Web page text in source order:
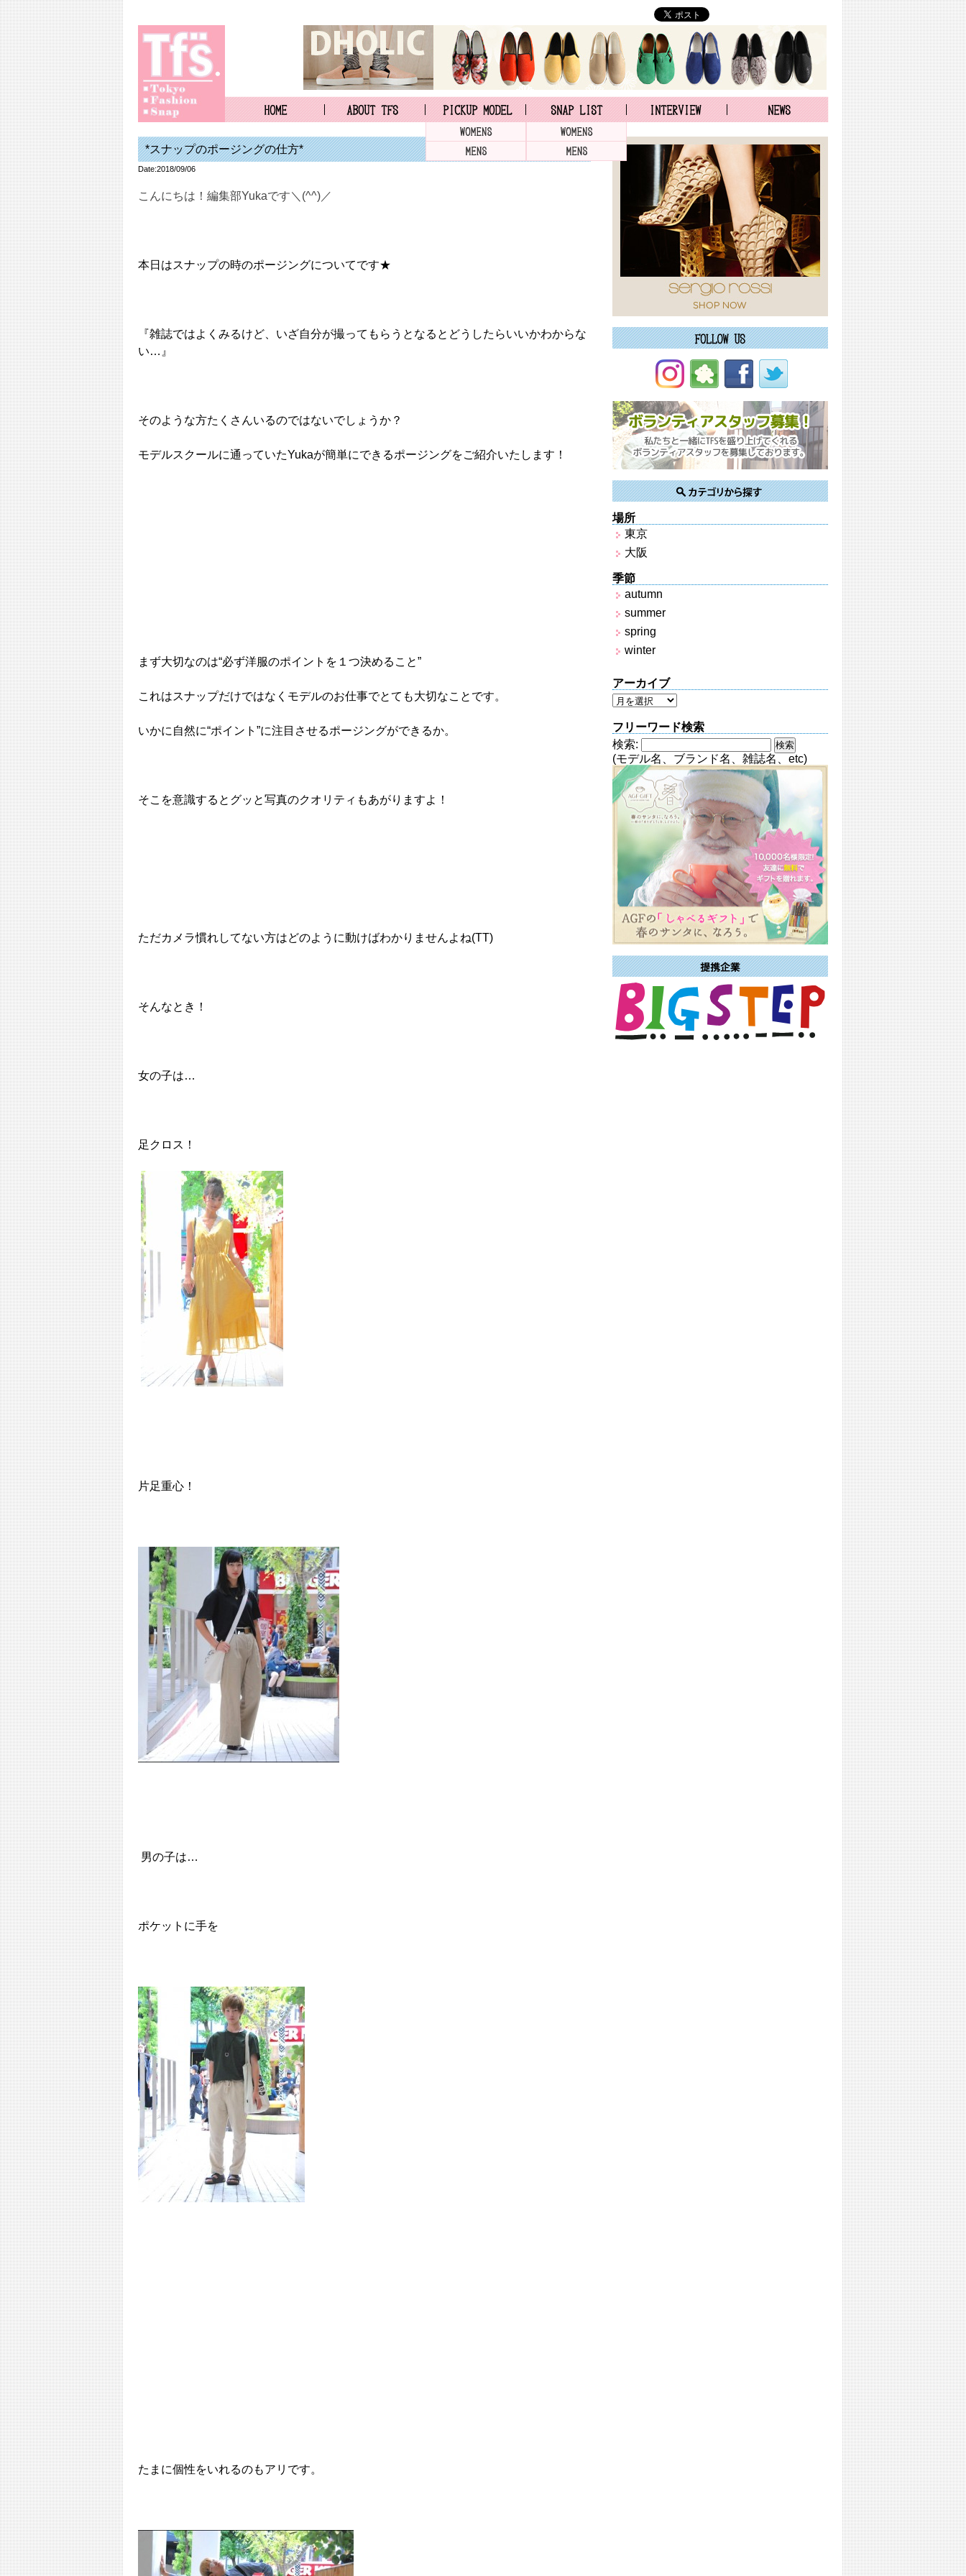
*スナップのポージングの仕方*
Date:2018/09/06
こんにちは！編集部Yukaです＼(^^)／
本日はスナップの時のポージングについてです★
『雑誌ではよくみるけど、いざ自分が撮ってもらうとなるとどうしたらいいかわからな
い…』
そのような方たくさんいるのではないでしょうか？
モデルスクールに通っていたYukaが簡単にできるポージングをご紹介いたします！
まず大切なのは“必ず洋服のポイントを１つ決めること”
これはスナップだけではなくモデルのお仕事でとても大切なことです。
いかに自然に“ポイント”に注目させるポージングができるか。
そこを意識するとグッと写真のクオリティもあがりますよ！
ただカメラ慣れしてない方はどのように動けばわかりませんよね(TT)
そんなとき！
女の子は…
足クロス！
片足重心！
男の子は…
ポケットに手を
たまに個性をいれるのもアリです。
場所
東京
大阪
季節
autumn
summer
spring
winter
アーカイブ
フリーワード検索
検索:
(モデル名、ブランド名、雑誌名、etc)